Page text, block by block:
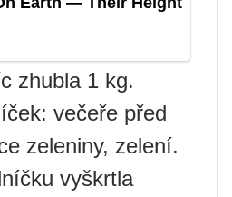
zhubla 1 kg.
večeře před
zeleniny, zelení.
vyškrtla